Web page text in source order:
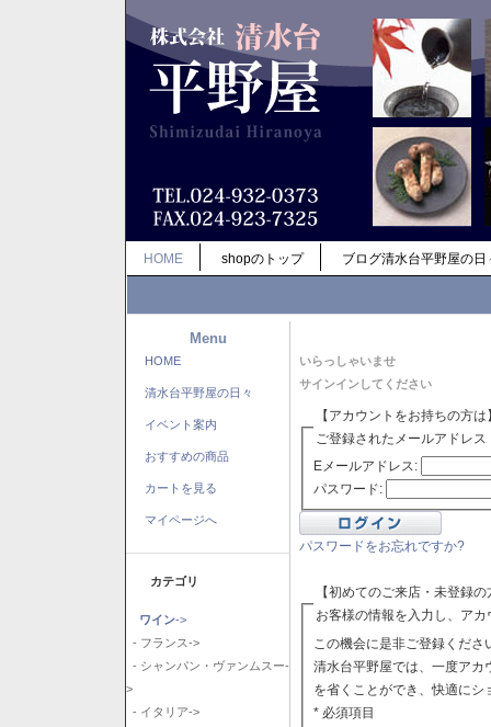
HOME shopのトップ ブログ清水台平野屋の日
Menu
HOME
清水台平野屋の日々
イベント案内
おすすめの商品
カートを見る
マイページへ
カテゴリ
ワイン->
- フランス->
- シャンパン・ヴァンムスー-
>
- イタリア->
いらっしゃいませ
サインインしてください
【アカウントをお持ちの方は
ご登録されたメールアドレ
Eメールアドレス:
パスワード:
パスワードをお忘れですか?
【初めてのご来店・未登録の
お客様の情報を入力し、ア
この機会に是非ご登録くださ
清水台平野屋では、一度アカ
を省くことができ、快適に
* 必須項目